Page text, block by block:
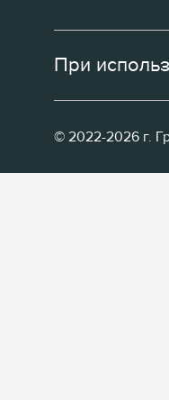
При
© 2022-2026 г.